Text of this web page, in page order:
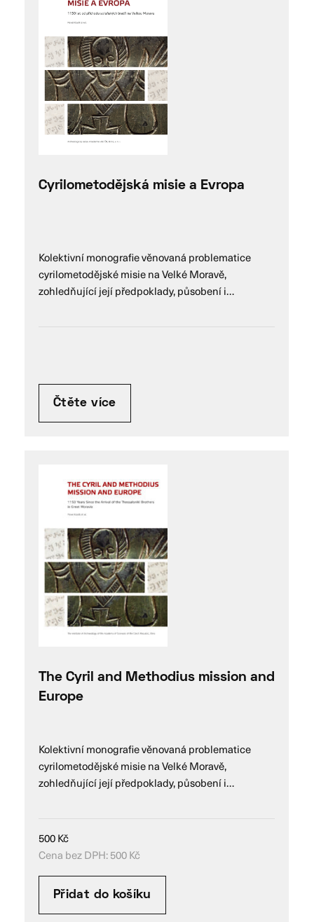
Cyrilometodějská misie a Evropa
Kolektivní monografie věnovaná problematice
cyrilometodějské misie na Velké Moravě,
zohledňující její předpoklady, působení i…
Čtěte více
The Cyril and Methodius mission and
Europe
Kolektivní monografie věnovaná problematice
cyrilometodějské misie na Velké Moravě,
zohledňující její předpoklady, působení i…
500Kč
Cena bez DPH:500Kč
Přidat do košíku